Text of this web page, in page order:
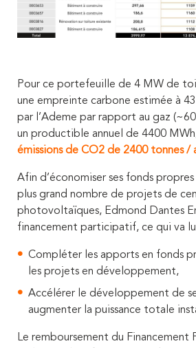
Pour ce portefeuille de 4 MW de
une empreinte carbone estimée à
par l’Ademe par rapport au gaz
un productible annuel de 4400
émissions de CO2 de 2400 tonnes /
Afin d’économiser ses fonds
plus grand nombre de projets de
photovoltaïques, Edmond Dantes
financement participatif, ce qui va
Compléter les apports en fonds
les projets en développement,
Accélérer le développement de
augmenter la puissance totale
Le remboursement du Financement